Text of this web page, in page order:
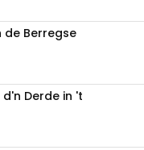
de Berregse
d'n Derde in 't